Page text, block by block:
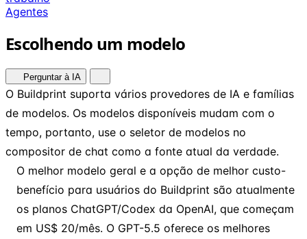
Agentes
Escolhendo um modelo
Perguntar à IA
O Buildprint suporta vários provedores de IA e famílias
de modelos. Os modelos disponíveis mudam com o
tempo, portanto, use o seletor de modelos no
compositor de chat como a fonte atual da verdade.
O melhor modelo geral e a opção de melhor custo-
benefício para usuários do Buildprint são atualmente
os planos ChatGPT/Codex da OpenAI, que começam
em US$ 20/mês. O GPT-5.5 oferece os melhores